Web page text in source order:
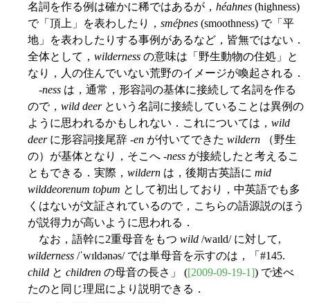
名詞を作る例は確かに稀ではあるが， héahnes (highness)
で「頂上」を表わしたり， sméþnes (smoothness) で「平
地」を表わしたりする事例があるなど，皆無ではない．
全体として， wilderness の意味は「野生動物の住処」と
なり，人の住んでいない荒野のイメージが喚起される．
-ness は，通常，形容詞の基体に接続して名詞を作る
ので， wild deerという名詞に接続していることは異例の
ように思われるかもしれない．これについては， wild
deerに形容詞接尾辞 -en が付いてできた wildern （野生
の）が基体となり，そこへ -ness が接続したと考えるこ
ともできる．実際， wildern は，後期古英語に mid
wilddeorenum toþum として初出しており，中英語でも多
くはないが文証されているので，こちらの語源説のほう
が説得力が高いように思われる．
なお，語幹に2重母音をもつ wild /waɪld/ に対して,
wilderness /ˈwɪldənəs/ では単母音を示すのは，「#145.
child と children の母音の長さ」 ([2009-09-19-1]) で述べ
たのと同じ理屈により説明できる．